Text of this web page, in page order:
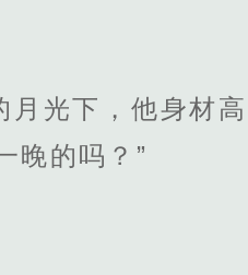
月光下，他身材高
晚的吗？”